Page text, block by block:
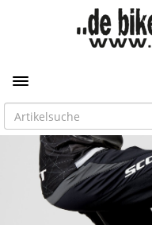
Toggle navigation